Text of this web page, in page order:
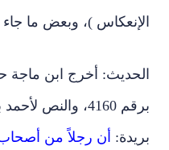
الإنعكاس )، وبعض ما
بريدة:أن رجلاً من أصحاب